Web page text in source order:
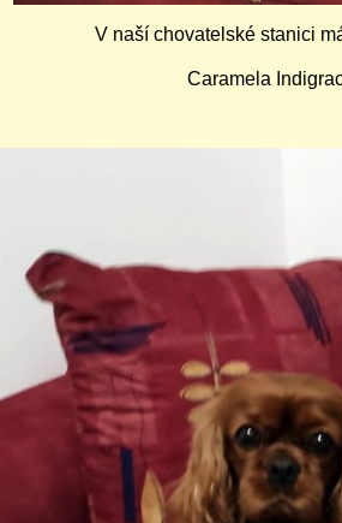
V naší chovatelské stanici
Caramela